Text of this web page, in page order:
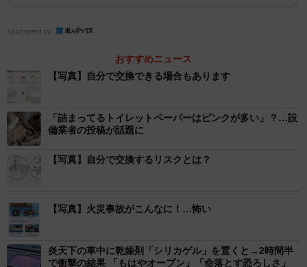
す（提供：パナソニック）
Sponsored by
おすすめニュース
【写真】自分で交換できる場合もあります
「詰まってるトイレットペーパーはピンクが多い」？…設
備業者の投稿が話題に
【写真】自分で交換するリスクとは？
【写真】火災事故がこんなに！…怖い
炎天下の車中に乾燥剤「シリカゲル」を置くと→2時間半
で衝撃の結果 「もはやオーブン」「命落とす恐ろしさ」